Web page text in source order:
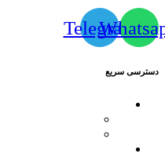
Telegram
دسترسی سریع